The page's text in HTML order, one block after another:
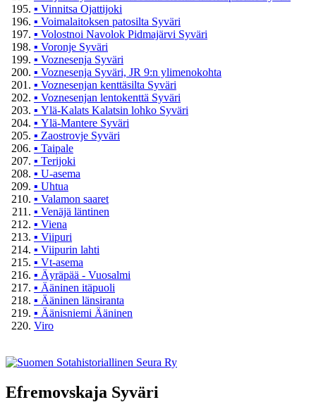
▪ Vinnitsa Ojattijoki
▪ Voimalaitoksen patosilta Syväri
▪ Volostnoi Navolok Pidmajärvi Syväri
▪ Voronje Syväri
▪ Voznesenja Syväri
▪ Voznesenja Syväri, JR 9:n ylimenokohta
▪ Voznesenjan kenttäsilta Syväri
▪ Voznesenjan lentokenttä Syväri
▪ Ylä-Kalats Kalatsin lohko Syväri
▪ Ylä-Mantere Syväri
▪ Zaostrovje Syväri
▪ Taipale
▪ Terijoki
▪ U-asema
▪ Uhtua
▪ Valamon saaret
▪ Venäjä läntinen
▪ Viena
▪ Viipuri
▪ Viipurin lahti
▪ Vt-asema
▪ Äyräpää - Vuosalmi
▪ Ääninen itäpuoli
▪ Ääninen länsiranta
▪ Äänisniemi Ääninen
Viro
Efremovskaja Syväri